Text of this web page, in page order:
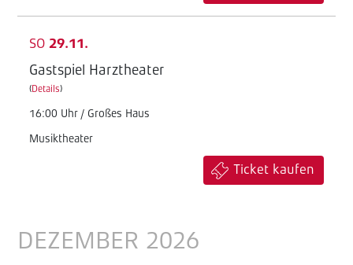
SO 29.11.
Gastspiel Harztheater
(Details)
16:00 Uhr / Großes Haus
Musiktheater
Ticket kaufen
DEZEMBER 2026